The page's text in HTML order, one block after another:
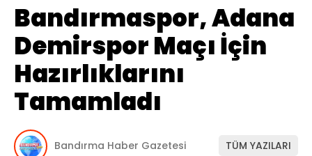
Bandırmaspor, Adana
Demirspor Maçı İçin
Hazırlıklarını
Tamamladı
Bandırma Haber Gazetesi TÜM YAZILARI